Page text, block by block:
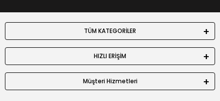
TÜM KATEGORİLER
HIZLI ERİŞİM
Müşteri Hizmetleri